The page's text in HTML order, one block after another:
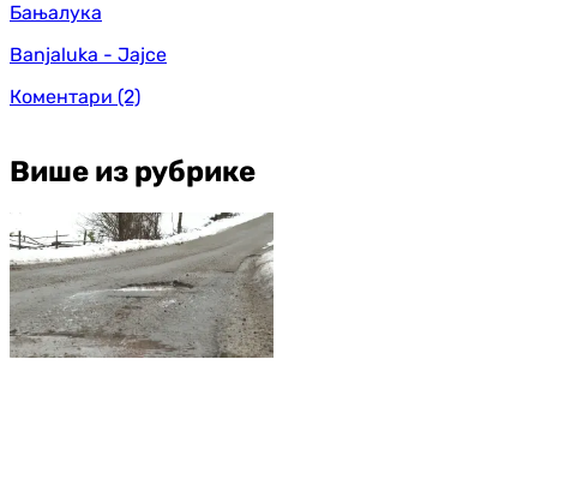
Бањалука
Banjaluka - Jajce
Коментари (2)
Више из рубрике